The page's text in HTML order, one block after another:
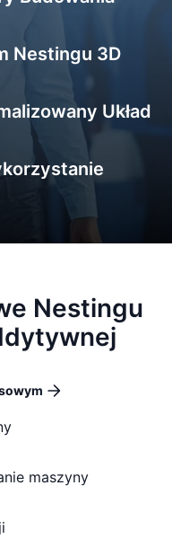
Nestingu 3D
Układ
Nestingu
maszyny